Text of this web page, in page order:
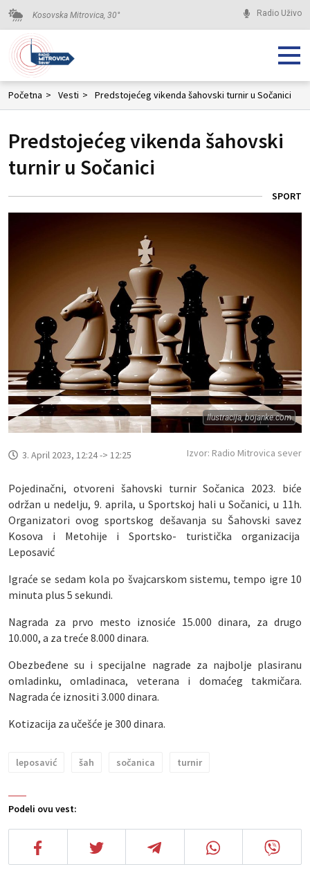
Kosovska Mitrovica, 30° Radio Uživo
Početna > Vesti > Predstojećeg vikenda šahovski turnir u Sočanici
Predstojećeg vikenda šahovski
turnir u Sočanici
SPORT
Ilustracija, bojanke.com
Podeli ovu vest:
3. April 2023, 12:24 -> 12:25 Izvor: Radio Mitrovica sever
Pojedinačni, otvoreni šahovski turnir Sočanica 2023. biće
održan u nedelju, 9. aprila, u Sportskoj hali u Sočanici, u 11h.
Organizatori ovog sportskog dešavanja su Šahovski savez
Kosova i Metohije i Sportsko- turistička organizacija
Leposavić
Igraće se sedam kola po švajcarskom sistemu, tempo igre 10
minuta plus 5 sekundi.
Nagrada za prvo mesto iznosiće 15.000 dinara, za drugo
10.000, a za treće 8.000 dinara.
Obezbeđene su i specijalne nagrade za najbolje plasiranu
omladinku, omladinaca, veterana i domaćeg takmičara.
Nagrada će iznositi 3.000 dinara.
Kotizacija za učešće je 300 dinara.
leposavić šah sočanica turnir